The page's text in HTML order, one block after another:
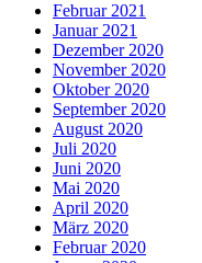
Februar 2021
Januar 2021
Dezember 2020
November 2020
Oktober 2020
September 2020
August 2020
Juli 2020
Juni 2020
Mai 2020
April 2020
März 2020
Februar 2020